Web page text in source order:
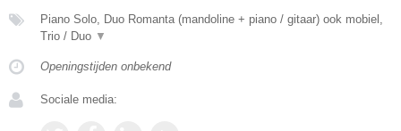
Piano Solo, Duo Romanta (mandoline + piano / gitaar) ook mobiel,
Trio / Duo ▼
Openingstijden onbekend
Sociale media: